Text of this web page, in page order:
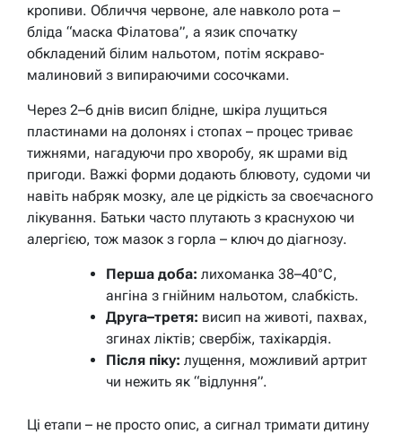
кропиви. Обличчя червоне, але навколо рота –
бліда “маска Філатова”, а язик спочатку
обкладений білим нальотом, потім яскраво-
малиновий з випираючими сосочками.
Через 2–6 днів висип блідне, шкіра лущиться
пластинами на долонях і стопах – процес триває
тижнями, нагадуючи про хворобу, як шрами від
пригоди. Важкі форми додають блювоту, судоми чи
навіть набряк мозку, але це рідкість за своєчасного
лікування. Батьки часто плутають з краснухою чи
алергією, тож мазок з горла – ключ до діагнозу.
Перша доба: лихоманка 38–40°C,
ангіна з гнійним нальотом, слабкість.
Друга–третя: висип на животі, пахвах,
згинах ліктів; свербіж, тахікардія.
Після піку: лущення, можливий артрит
чи нежить як “відлуння”.
Ці етапи – не просто опис, а сигнал тримати дитину